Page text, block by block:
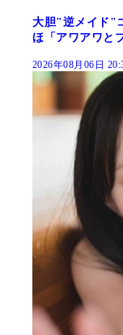
大胆"逆メイド"
ほ「アワアワと
2026年08月06日